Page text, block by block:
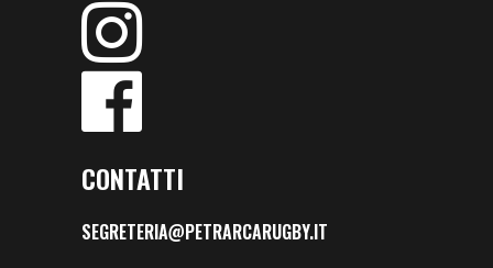
CONTATTI
SEGRETERIA@PETRARCARUGBY.IT